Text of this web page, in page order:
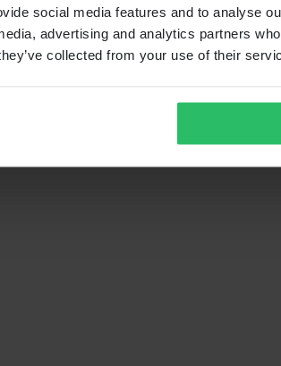
social media features and to analyse
advertising and analytics partners
collected from your use of their